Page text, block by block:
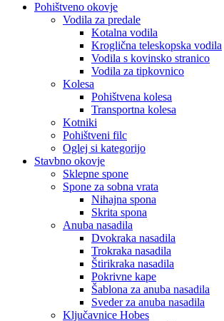
Pohištveno okovje
Vodila za predale
Kotalna vodila
Kroglična teleskopska vodila
Vodila s kovinsko stranico
Vodila za tipkovnico
Kolesa
Pohištvena kolesa
Transportna kolesa
Kotniki
Pohištveni filc
Oglej si kategorijo
Stavbno okovje
Sklepne spone
Spone za sobna vrata
Nihajna spona
Skrita spona
Anuba nasadila
Dvokraka nasadila
Trokraka nasadila
Štirikraka nasadila
Pokrivne kape
Šablona za anuba nasadila
Sveder za anuba nasadila
Ključavnice Hobes